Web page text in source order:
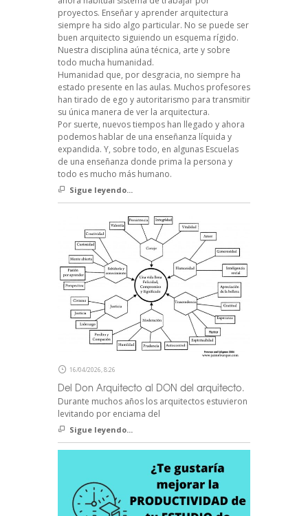
proyectos. Enseñar y aprender arquitectura
siempre ha sido algo particular. No se puede ser
buen arquitecto siguiendo un esquema rígido.
Nuestra disciplina aúna técnica, arte y sobre
todo mucha humanidad.
Humanidad que, por desgracia, no siempre ha
estado presente en las aulas. Muchos profesores
han tirado de ego y autoritarismo para transmitir
su única manera de ver la arquitectura.
Por suerte, nuevos tiempos han llegado y ahora
podemos hablar de una enseñanza líquida y
expandida. Y, sobre todo, en algunas Escuelas
de una enseñanza donde prima la persona y
todo es mucho más humano.
Sigue leyendo...
16/04/2026, 8:26
Del Don Arquitecto al DON del arquitecto.
Durante muchos años los arquitectos estuvieron
levitando por enciama del
Sigue leyendo...